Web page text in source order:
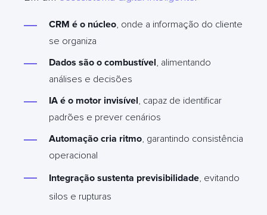
CRM é o núcleo, onde a informação do cliente
se organiza
Dados são o combustível, alimentando
análises e decisões
IA é o motor invisível, capaz de identificar
padrões e prever cenários
Automação cria ritmo, garantindo consistência
operacional
Integração sustenta previsibilidade, evitando
silos e rupturas